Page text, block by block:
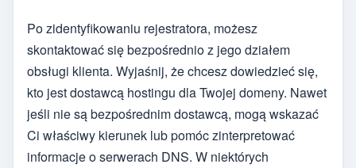
Po zidentyfikowaniu rejestratora, możesz
skontaktować się bezpośrednio z jego działem
obsługi klienta. Wyjaśnij, że chcesz dowiedzieć się,
kto jest dostawcą hostingu dla Twojej domeny. Nawet
jeśli nie są bezpośrednim dostawcą, mogą wskazać
Ci właściwy kierunek lub pomóc zinterpretować
informacje o serwerach DNS. W niektórych